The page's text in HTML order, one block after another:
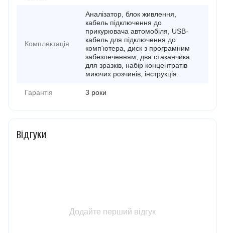
Комплектація
Аналізатор, блок живлення,
кабель підключення до
прикурювача автомобіля, USB-
кабель для підключення до
комп'ютера, диск з програмним
забезпеченням, два стаканчика
для зразків, набір концентратів
миючих розчинів, інструкція.
Гарантія 3 роки
Відгуки
Додайте перший відгук